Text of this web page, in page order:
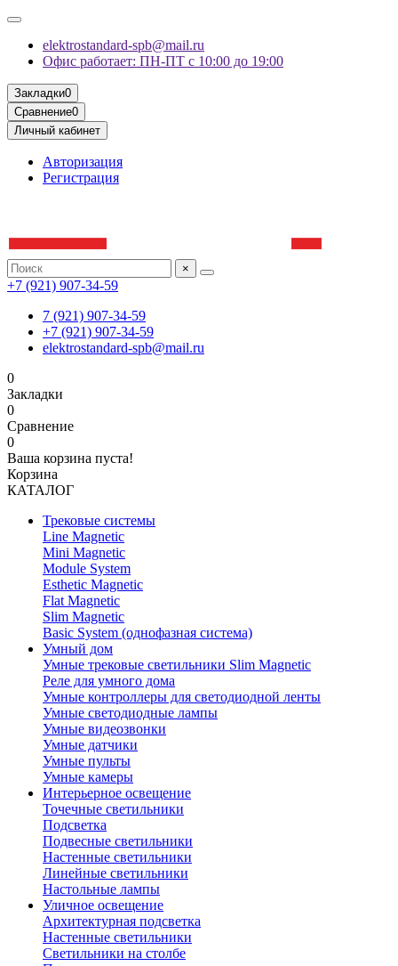
elektrostandard-spb@mail.ru
Офис работает: ПН-ПТ с 10:00 до 19:00
Закладки0
Сравнение0
Личный кабинет
Авторизация
Регистрация
×
+7 (921) 907-34-59
7 (921) 907-34-59
+7 (921) 907-34-59
elektrostandard-spb@mail.ru
0
Закладки
0
Сравнение
0
Ваша корзина пуста!
Корзина
КАТАЛОГ
Трековые системы
Line Magnetic
Mini Magnetic
Module System
Esthetic Magnetic
Flat Magnetic
Slim Magnetic
Basic System (однофазная система)
Умный дом
Умные трековые светильники Slim Magnetic
Реле для умного дома
Умные контроллеры для светодиодной ленты
Умные светодиодные лампы
Умные видеозвонки
Умные датчики
Умные пульты
Умные камеры
Интерьерное освещение
Точечные светильники
Подсветка
Подвесные светильники
Настенные светильники
Линейные светильники
Настольные лампы
Уличное освещение
Архитектурная подсветка
Настенные светильники
Светильники на столбе